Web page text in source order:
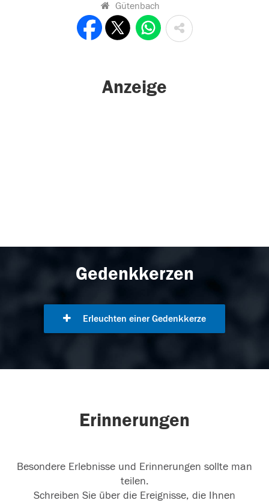
Gütenbach
Anzeige
Gedenkkerzen
Erleuchten einer Gedenkkerze
Erinnerungen
Besondere Erlebnisse und Erinnerungen sollte man
teilen.
Schreiben Sie über die Ereignisse, die Ihnen